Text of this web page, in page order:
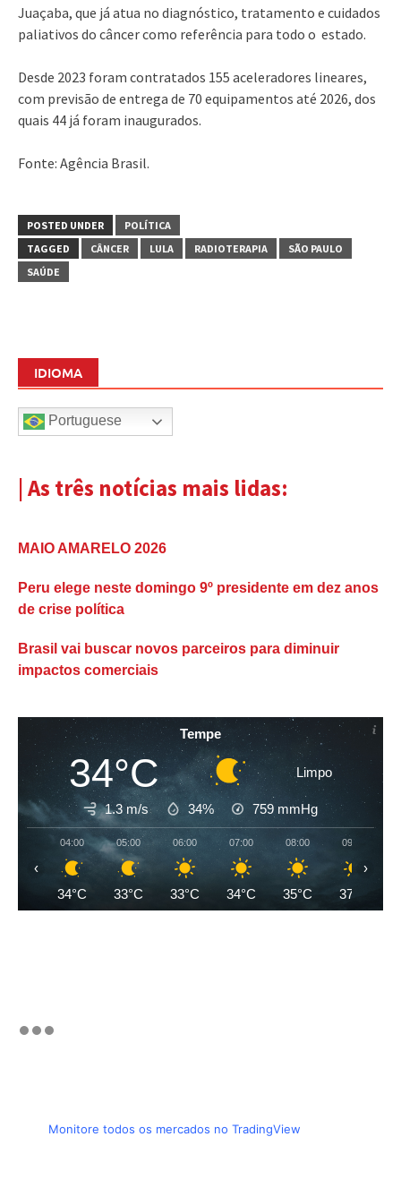
Juaçaba, que já atua no diagnóstico, tratamento e cuidados
paliativos do câncer como referência para todo o estado.
Desde 2023 foram contratados 155 aceleradores lineares,
com previsão de entrega de 70 equipamentos até 2026, dos
quais 44 já foram inaugurados.
Fonte: Agência Brasil.
POSTED UNDER
POLÍTICA
TAGGED
CÂNCER LULA RADIOTERAPIA
SÃO PAULO
SAÚDE
IDIOMA
Portuguese
| As três notícias mais lidas:
MAIO AMARELO 2026
Peru elege neste domingo 9º presidente em dez anos
de crise política
Brasil vai buscar novos parceiros para diminuir
impactos comerciais
Tempe
34°C Limpo
1.3 m/s 34% 759 mmHg
04:00
34°C
05:00
33°C
06:00
33°C
07:00
34°C
08:00
35°C
09:00
37°C
‹ ›
Monitore todos os mercados no TradingView